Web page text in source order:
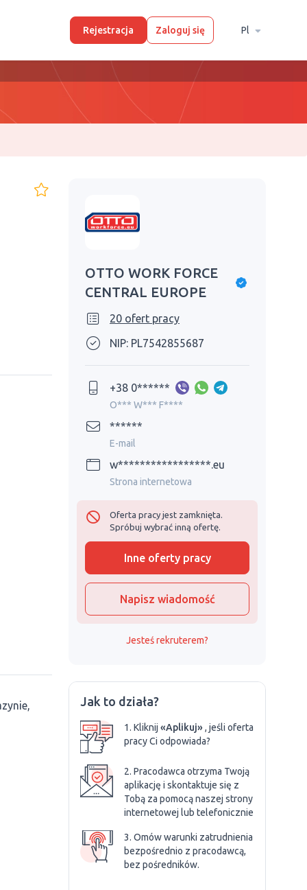
Rejestracja Zaloguj się Pl
OTTO WORK FORCE
CENTRAL EUROPE
20 ofert pracy
NIP: PL7542855687
+38 0******
O*** W*** F****
******
E-mail
w*****************.eu
Strona internetowa
Oferta pracy jest zamknięta.
Spróbuj wybrać inną ofertę.
Inne oferty pracy
Napisz wiadomość
Jesteś rekruterem?
Jak to działa?
1. Kliknij «Aplikuj», jeśli oferta
pracy Ci odpowiada?
2. Pracodawca otrzyma Twoją
aplikację i skontaktuje się z
Tobą za pomocą naszej strony
internetowej lub telefonicznie
3. Omów warunki zatrudnienia
bezpośrednio z pracodawcą,
bez pośredników.